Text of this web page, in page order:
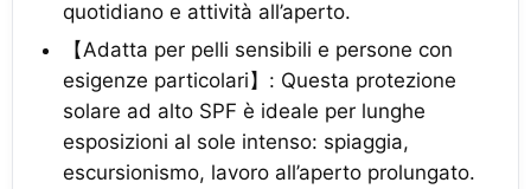
quotidiano e attività all’aperto.
【Adatta per pelli sensibili e persone con
esigenze particolari】: Questa protezione
solare ad alto SPF è ideale per lunghe
esposizioni al sole intenso: spiaggia,
escursionismo, lavoro all’aperto prolungato.